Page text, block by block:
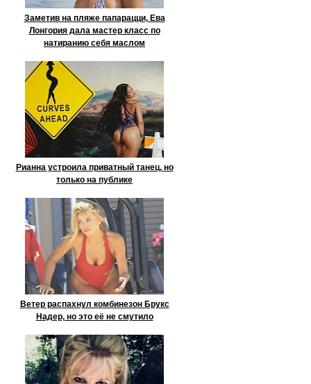
Заметив на пляже папарацци, Ева
Лонгория дала мастер класс по
натиранию себя маслом
Рианна устроила приватный танец, но
только на публике
Ветер распахнул комбинезон Брукс
Надер, но это её не смутило